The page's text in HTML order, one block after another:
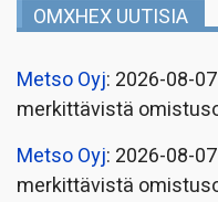
OMXHEX UUTISIA
Metso Oyj: 2026-08-
merkittävistä
Metso Oyj: 2026-08-
merkittävistä